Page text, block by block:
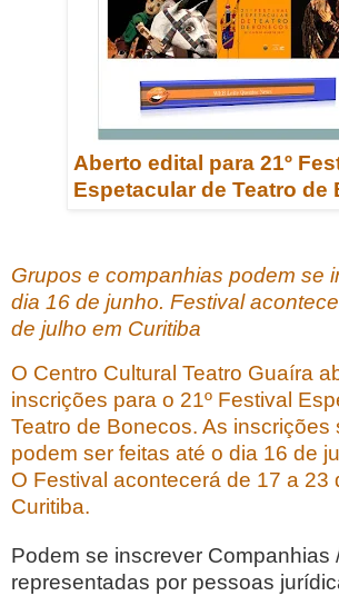
Aberto edital para 21º
Espetacular de Teatro de
Grupos e companhias podem se
dia 16 de junho. Festival
de julho em Curitiba
O Centro Cultural Teatro Guaíra
inscrições para o 21º Festival
Teatro de Bonecos. As inscrições
podem ser feitas até o dia 16 de
O Festival acontecerá de 17 a 23
Curitiba.
Podem se inscrever Companhias
representadas por pessoas